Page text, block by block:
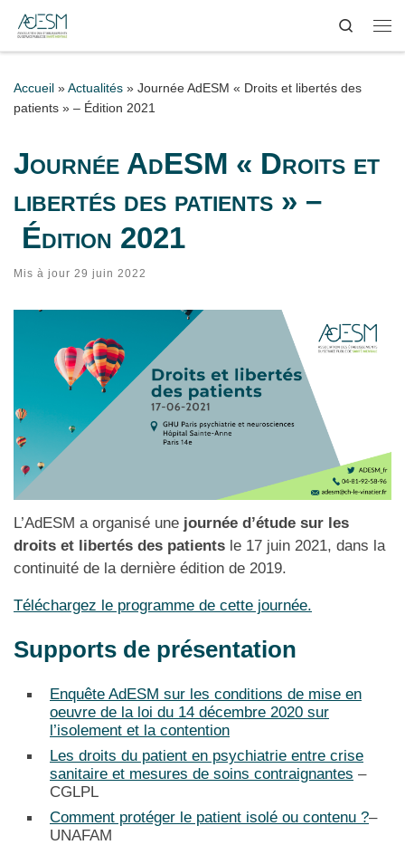
Passer au contenu
Search
Accueil »Actualités » Journée AdESM « Droits et libertés des
patients » – Édition 2021
Journée AdESM « Droits et
libertés des patients » –
Édition 2021
Mis à jour 29 juin 2022
L’AdESM a organisé une journée d’étude sur les
droits et libertés des patients le 17 juin 2021, dans la
continuité de la dernière édition de 2019.
Téléchargez le programme de cette journée.
Supports de présentation
Enquête AdESM sur les conditions de mise en
oeuvre de la loi du 14 décembre 2020 sur
l’isolement et la contention
Les droits du patient en psychiatrie entre crise
sanitaire et mesures de soins contraignantes –
CGLPL
Comment protéger le patient isolé ou contenu ?–
UNAFAM